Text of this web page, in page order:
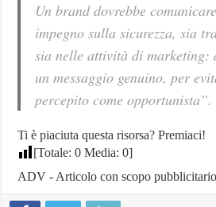
Un brand dovrebbe
impegno sulla sicurezza, sia
sia nelle attività di marketing:
un messaggio genuino, per
percepito come opportunista”.
Ti è piaciuta questa risorsa? Premiaci!
[Totale:0 Media:0]
ADV - Articolo con scopo pubblicitario